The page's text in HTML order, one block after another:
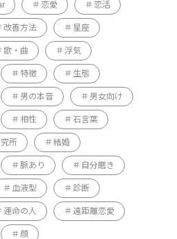
恋愛 恋活
改善方法 星座
歌・曲 浮気
特徴 生態
男の本音 男女向け
相性 石言葉
所 結婚
脈あり 自分磨き
血液型 診断
運命の人 遠距離恋愛
顔